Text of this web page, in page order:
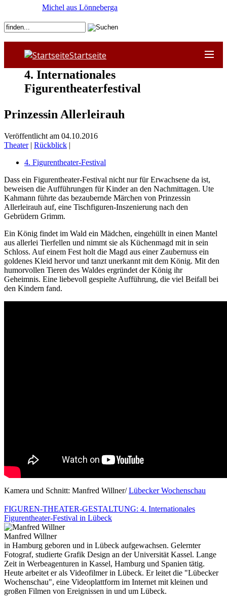
Startseite
4. Internationales
Figurentheaterfestival
Prinzessin Allerleirauh
Veröffentlicht am 04.10.2016
Theater| Rückblick |
4. Figurentheater-Festival
Dass ein Figurentheater-Festival nicht nur für Erwachsene da ist,
beweisen die Aufführungen für Kinder an den Nachmittagen. Ute
Kahmann führte das bezaubernde Märchen von Prinzessin
Allerleirauh auf, eine Tischfiguren-Inszenierung nach den
Gebrüdern Grimm.
Ein König findet im Wald ein Mädchen, eingehüllt in einen Mantel
aus allerlei Tierfellen und nimmt sie als Küchenmagd mit in sein
Schloss. Auf einem Fest holt die Magd aus einer Zaubernuss ein
goldenes Kleid hervor und tanzt unerkannt mit dem König. Mit den
humorvollen Tieren des Waldes ergründet der König ihr
Geheimnis. Eine liebevoll gespielte Aufführung, die viel Beifall bei
den Kindern fand.
Kamera und Schnitt: Manfred Willner/Lübecker Wochenschau
FIGUREN-THEATER-GESTALTUNG: 4. Internationales
Figurentheater-Festival in Lübeck
Manfred Willner
in Hamburg geboren und in Lübeck aufgewachsen. Gelernter
Fotograf, studierte Grafik Design an der Universität Kassel. Lange
Zeit in Werbeagenturen in Kassel, Hamburg und Spanien tätig.
Heute arbeitet er als Videofilmer in Lübeck. Er leitet die "Lübecker
Wochenschau", eine Videoplattform im Internet mit kleinen und
großen Filmen von Ereignissen in und um Lübeck.
Michel aus Lönneberga